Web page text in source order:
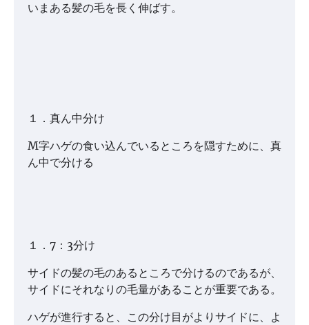
いまある髪の毛を長く伸ばす。
１．真ん中分け
M字ハゲの食い込んでいるところを隠すために、真
ん中で分ける
１．7：3分け
サイドの髪の毛のあるところで分けるのであるが、
サイドにそれなりの毛量があることが重要である。
ハゲが進行すると、この分け目がよりサイドに、よ